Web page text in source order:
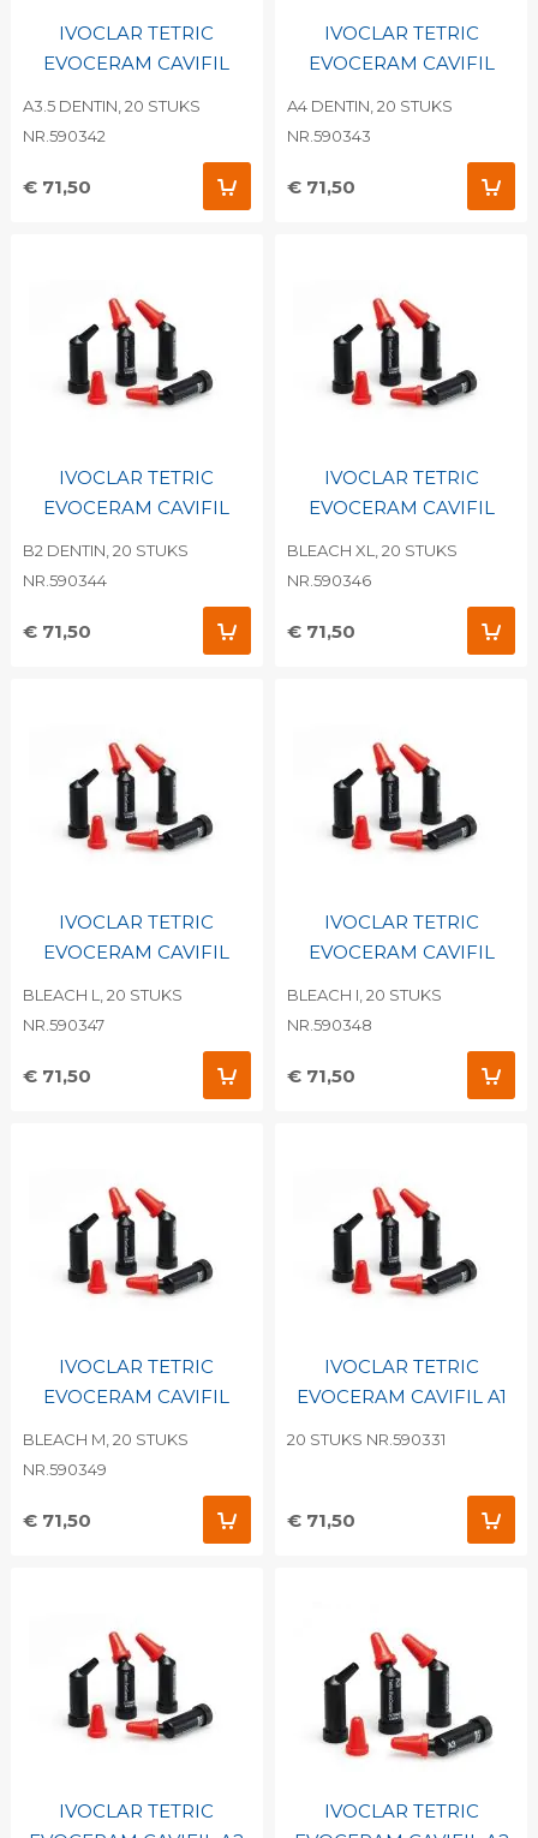
IVOCLAR TETRIC
EVOCERAM CAVIFIL
A3.5 DENTIN, 20 STUKS
NR.590342
€ 71,50
IVOCLAR TETRIC
EVOCERAM CAVIFIL
A4 DENTIN, 20 STUKS
NR.590343
€ 71,50
IVOCLAR TETRIC
EVOCERAM CAVIFIL
B2 DENTIN, 20 STUKS
NR.590344
€ 71,50
IVOCLAR TETRIC
EVOCERAM CAVIFIL
BLEACH XL, 20 STUKS
NR.590346
€ 71,50
IVOCLAR TETRIC
EVOCERAM CAVIFIL
BLEACH L, 20 STUKS
NR.590347
€ 71,50
IVOCLAR TETRIC
EVOCERAM CAVIFIL
BLEACH I, 20 STUKS
NR.590348
€ 71,50
IVOCLAR TETRIC
EVOCERAM CAVIFIL
BLEACH M, 20 STUKS
NR.590349
€ 71,50
IVOCLAR TETRIC
EVOCERAM CAVIFIL A1
20 STUKS NR.590331
€ 71,50
IVOCLAR TETRIC
IVOCLAR TETRIC